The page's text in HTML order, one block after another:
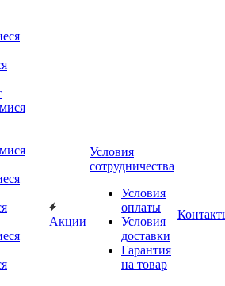
Акции
Условия
сотрудничества
Условия
оплаты
Условия
доставки
Гарантия
на товар